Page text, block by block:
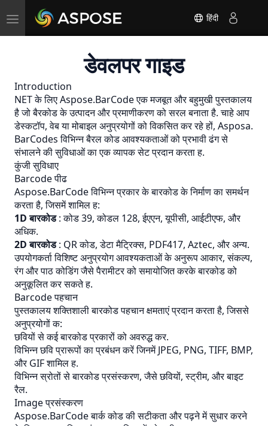
Toggle
navigation
हिंदी
डेवलपर गाइड
Introduction
NET के लिए Aspose.BarCode एक मजबूत और बहुमुखी पुस्तकालय
है जो बैरकोड के उत्पादन और प्रमाणीकरण को सरल बनाता है. चाहे आप
डेस्कटॉप, वेब या मोबाइल अनुप्रयोगों को विकसित कर रहे हों, Asposa.
BarCodes विभिन्न बैरल कोड आवश्यकताओं को प्रभावी ढंग से
संभालने की सुविधाओं का एक व्यापक सेट प्रदान करता ह.
कुंजी सुविधाए
Barcode पीढ
Aspose.BarCode विभिन्न प्रकार के बारकोड के निर्माण का समर्थन
करता है, जिसमें शामिल ह:
1D बारकोड: कोड 39, कोडल 128, ईएएन, यूपीसी, आईटीएफ, और
अधिक.
2D बारकोड: QR कोड, डेटा मैट्रिक्स, PDF417, Aztec, और अन्य.
उपयोगकर्ता विशिष्ट अनुप्रयोग आवश्यकताओं के अनुरूप आकार, संकल्प,
रंग और पाठ कोडिंग जैसे पैरामीटर को समायोजित करके बारकोड को
अनुकूलित कर सकते ह.
Barcode पहचान
पुस्तकालय शक्तिशाली बारकोड पहचान क्षमताएं प्रदान करता है, जिससे
अनुप्रयोगों क:
छवियों से कई बारकोड प्रकारों को अवरुद्ध कर.
विभिन्न छवि प्रारूपों का प्रबंधन करें जिनमें JPEG, PNG, TIFF, BMP,
और GIF शामिल ह.
विभिन्न स्रोतों से बारकोड प्रसंस्करण, जैसे छवियों, स्ट्रीम, और बाइट
रैल.
Image प्रसंस्करण
Aspose.BarCode बार्क कोड की सटीकता और पढ़ने में सुधार करने